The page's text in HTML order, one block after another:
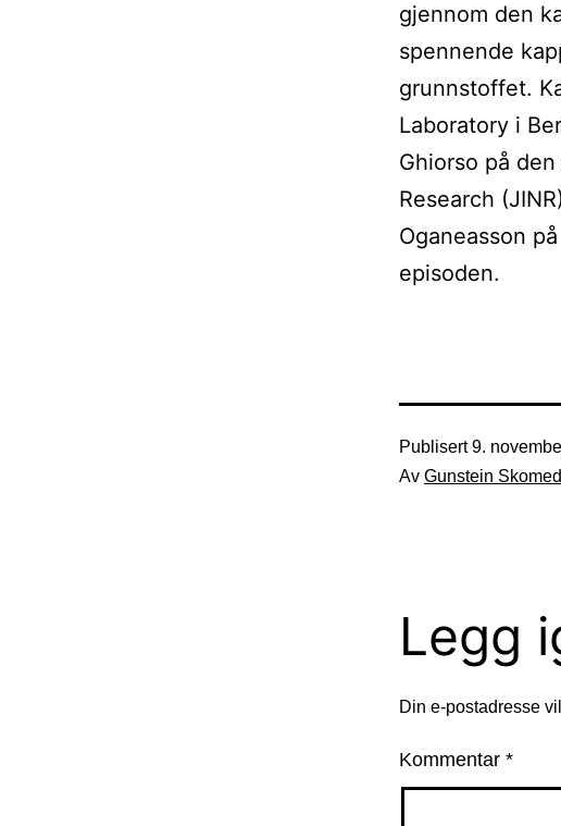
gjennom den
spennende
grunnstoffet.
Laboratory i
Ghiorso på
Research
Oganeasson
episoden.
Publisert9.
Av Gunstein
Legg
Din e-postadresse
Kommentar *